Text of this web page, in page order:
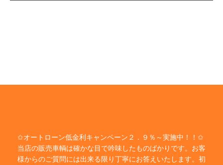
✩オートローン低金利キャンペーン２．９％～実施中！！✩
当店の販売車輌は確かな目で吟味したものばかりです。お客
様からのご質問には出来る限り丁寧にお答えいたします。初